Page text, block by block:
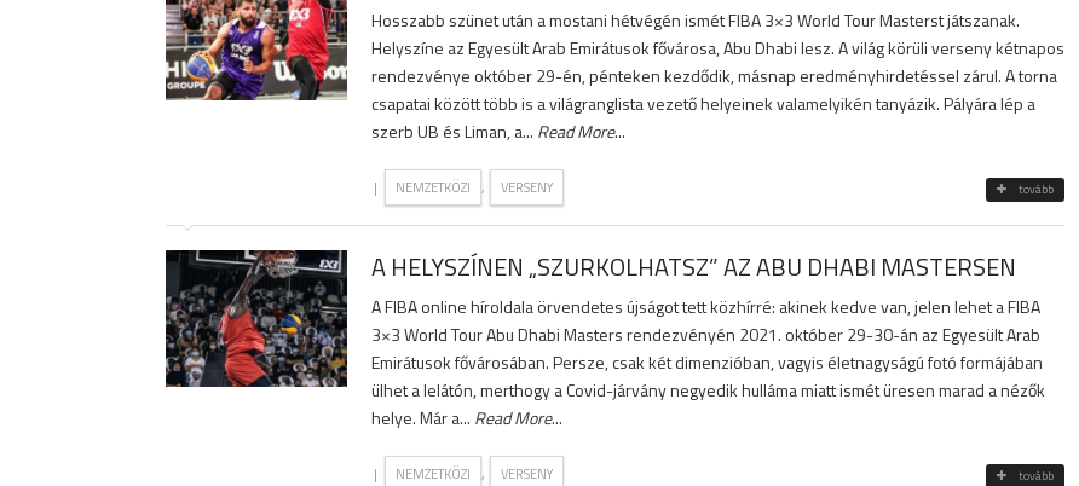
Hosszabb szünet után a mostani hétvégén ismét FIBA 3×3 World Tour Masterst játszanak.
Helyszíne az Egyesült Arab Emirátusok fővárosa, Abu Dhabi lesz. A világ körüli verseny kétnapos
rendezvénye október 29-én, pénteken kezdődik, másnap eredményhirdetéssel zárul. A torna
csapatai között több is a világranglista vezető helyeinek valamelyikén tanyázik. Pályára lép a
szerb UB és Liman, a... Read More...
| NEMZETKÖZI , VERSENY tovább
A HELYSZÍNEN „SZURKOLHATSZ” AZ ABU DHABI MASTERSEN
A FIBA online híroldala örvendetes újságot tett közhírré: akinek kedve van, jelen lehet a FIBA
3×3 World Tour Abu Dhabi Masters rendezvényén 2021. október 29-30-án az Egyesült Arab
Emirátusok fővárosában. Persze, csak két dimenzióban, vagyis életnagyságú fotó formájában
ülhet a lelátón, merthogy a Covid-járvány negyedik hulláma miatt ismét üresen marad a nézők
helye. Már a... Read More...
| NEMZETKÖZI , VERSENY tovább